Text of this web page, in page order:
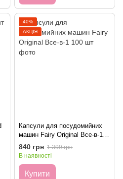
40%
АКЦІЯ
Капсули для посудомийних
машин Fairy Original Все-в-1
100 шт
840 грн 1 399 грн
В наявності
Купити